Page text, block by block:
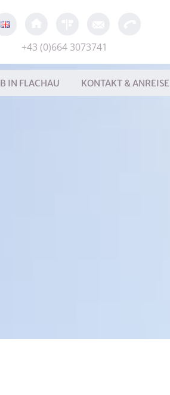
+43 (0)664 3073741
IN FLACHAU KONTAKT & ANREISE